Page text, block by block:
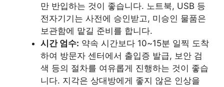
만 반입하는 것이 좋습니다. 노트북, USB 등
전자기기는 사전에 승인받고, 미승인 물품은
보관함에 맡길 준비를 합니다.
시간 엄수: 약속 시간보다 10~15분 일찍 도착
하여 방문자 센터에서 출입증 발급, 보안 검
색 등의 절차를 여유롭게 진행하는 것이 좋습
니다. 지각은 상대방에게 좋지 않은 인상을